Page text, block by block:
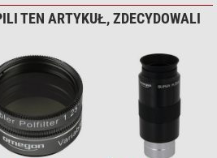
TEN ARTYKUŁ, ZDECYDOWALI